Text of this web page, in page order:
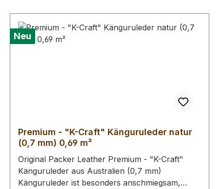
Neu
Premium - "K-Craft" Känguruleder natur
(0,7 mm) 0,69 m²
Original Packer Leather Premium - "K-Craft"
Känguruleder aus Australien (0,7 mm)
Känguruleder ist besonders anschmiegsam,